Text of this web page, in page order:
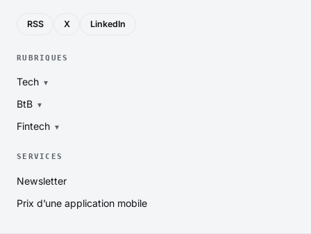
RSS X LinkedIn
RUBRIQUES
Tech
BtB
Fintech
SERVICES
Newsletter
Prix d’une application mobile